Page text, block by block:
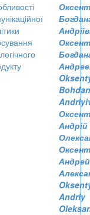
Андрій
Андрей
Andriy